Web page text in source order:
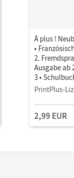
À plus !
•
2.
Ausgabe ab
3 •
Book Mit
PrintPlus-
2,99 EUR